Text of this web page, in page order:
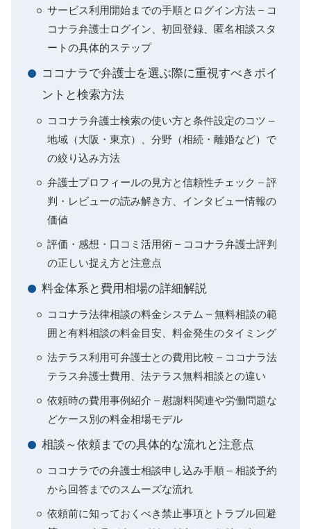
サービス利用開始までの手順とログイン方法 – コ
コナラ弁護士ログイン、初回登録、匿名相談スタ
ートの具体的ステップ
ココナラで弁護士を選ぶ際に重視すべきポイ
ントと検索方法
ココナラ弁護士検索の使い方と条件設定のコツ –
地域（大阪・東京）、分野（相続・離婚など）で
の絞り込み方法
弁護士プロフィールの見方と信頼性チェック – 評
判・レビューの読み解き方、インタビュー情報の
価値
評価・感想・口コミ活用術 – ココナラ弁護士評判
の正しい捉え方と注意点
料金体系と費用相場の詳細解説
ココナラ法律相談の料金システム – 無料相談の範
囲と有料相談の料金目安、料金発生のタイミング
法テラス利用可弁護士との費用比較 – ココナラ法
テラス弁護士費用、法テラス無料相談との違い
依頼時の費用事例紹介 – 慰謝料関連や労働問題な
どケース別の料金相場モデル
相談～依頼までの具体的な流れと注意点
ココナラでの弁護士相談申し込み手順 – 相談予約
から回答までのスムーズな流れ
依頼前に知っておくべき禁止事項とトラブル回避